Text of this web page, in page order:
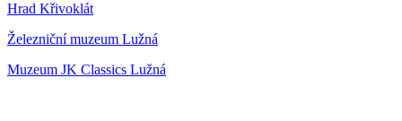
Hrad Křivoklát
Železniční muzeum Lužná
Muzeum JK Classics Lužná